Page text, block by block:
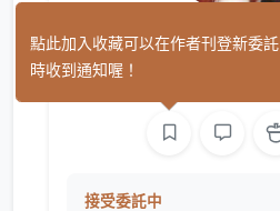
邊緣粽
接受委託中
點此加入收藏可以在作者刊登新委託
時收到通知喔！